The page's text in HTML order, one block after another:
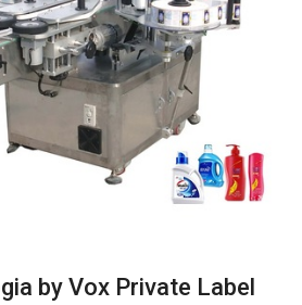
by Vox Private Label